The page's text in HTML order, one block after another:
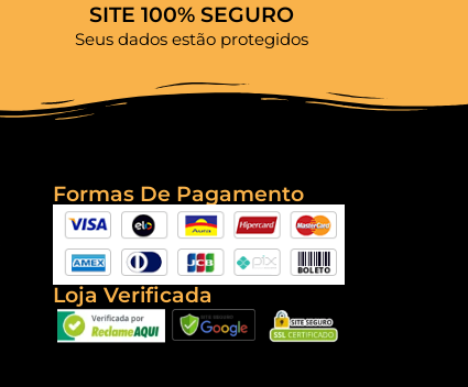
SITE 100% SEGURO
Seus dados estão protegidos
Formas De Pagamento
Loja Verificada